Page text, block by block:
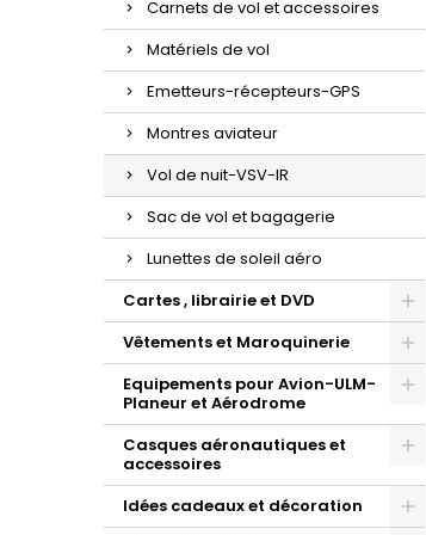
Carnets de vol et accessoires
Matériels de vol
Emetteurs-récepteurs-GPS
Montres aviateur
Vol de nuit-VSV-IR
Sac de vol et bagagerie
Lunettes de soleil aéro
Cartes , librairie et DVD
Vêtements et Maroquinerie
Equipements pour Avion-ULM-
Planeur et Aérodrome
Casques aéronautiques et
accessoires
Idées cadeaux et décoration